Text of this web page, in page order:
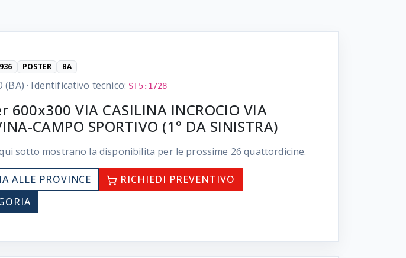
POSTER BA
(BA) · Identificativo tecnico: ST5:1728
600x300 VIA CASILINA INCROCIO VIA
CAMPO SPORTIVO (1° DA SINISTRA)
sotto mostrano la disponibilita per le prossime 26 quattordicine.
ALLE PROVINCE
RICHIEDI PREVENTIVO